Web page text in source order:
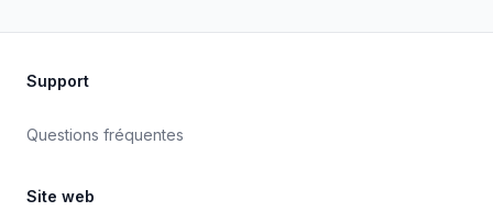
Support
Questions fréquentes
Site web